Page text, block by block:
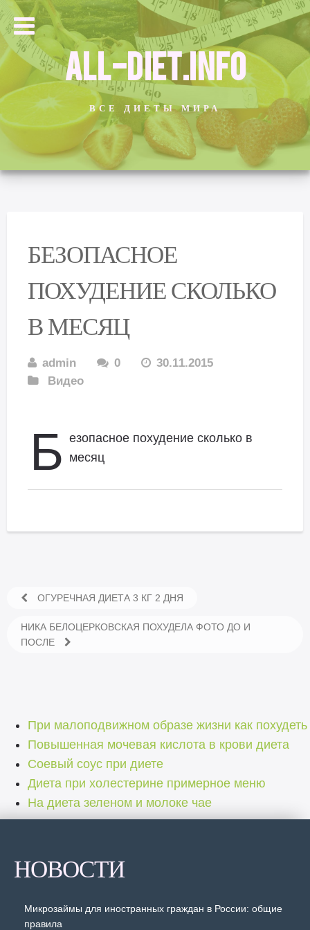
ALL-DIET.INFO
ВСЕ ДИЕТЫ МИРА
БЕЗОПАСНОЕ
ПОХУДЕНИЕ СКОЛЬКО
В МЕСЯЦ
admin 0
30.11.2015
Видео
Б езопасное похудение сколько в
месяц
ОГУРЕЧНАЯ ДИЕТА 3 КГ 2 ДНЯ
НИКА БЕЛОЦЕРКОВСКАЯ ПОХУДЕЛА ФОТО ДО И
ПОСЛЕ
При малоподвижном образе жизни как похудеть
Повышенная мочевая кислота в крови диета
Соевый соус при диете
Диета при холестерине примерное меню
На диета зеленом и молоке чае
НОВОСТИ
Микрозаймы для иностранных граждан в России: общие
правила